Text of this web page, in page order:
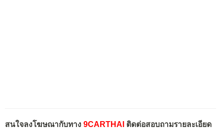
สนใจลงโฆษณากับทาง 9CARTHAI ติดต่อสอบถามรายละเอียด